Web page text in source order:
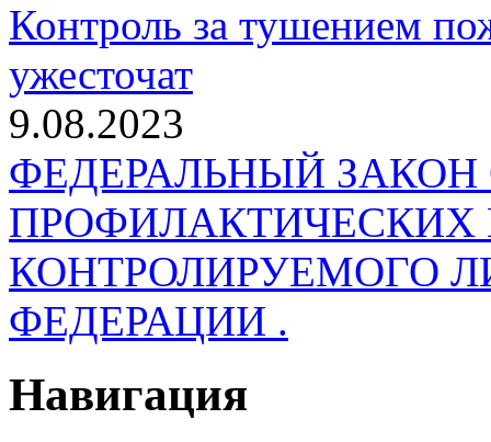
Контроль за тушением
ужесточат
9.08.2023
ФЕДЕРАЛЬНЫЙ
КОНТРОЛИРУЕМОГО
ФЕДЕРАЦИИ .
Навигация